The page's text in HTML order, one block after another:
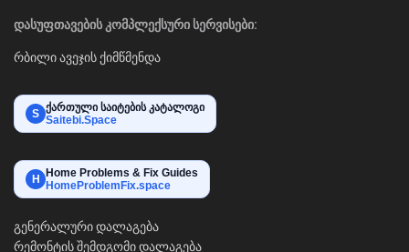
დასუფთავების კომპლექსური სერვისები:
რბილი ავეჯის ქიმწმენდა
S ქართული საიტების კატალოგი
Saitebi.Space
H Home Problems & Fix Guides
HomeProblemFix.space
გენერალური დალაგება
რემონტის შემდგომი დალაგება